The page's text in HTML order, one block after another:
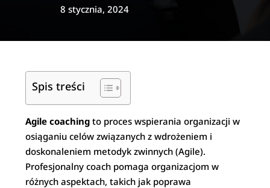
8 stycznia, 2024
Spis treści
Agile coaching to proces wspierania organizacji w
osiąganiu celów związanych z wdrożeniem i
doskonaleniem metodyk zwinnych (Agile).
Profesjonalny coach pomaga organizacjom w
różnych aspektach, takich jak poprawa